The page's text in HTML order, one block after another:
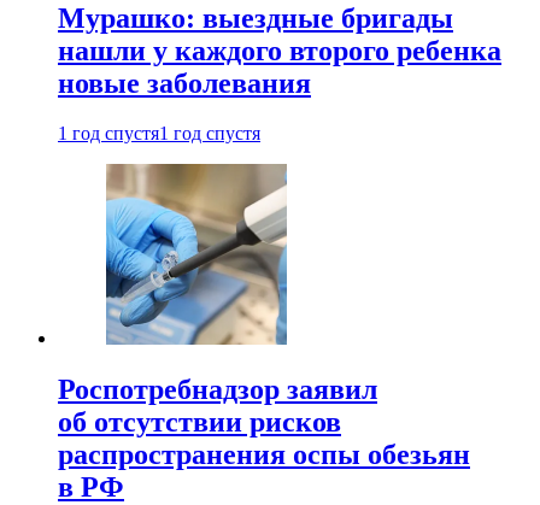
Мурашко: выездные бригады
нашли у каждого второго ребенка
новые заболевания
1 год спустя1 год спустя
Роспотребнадзор заявил
об отсутствии рисков
распространения оспы обезьян
в РФ